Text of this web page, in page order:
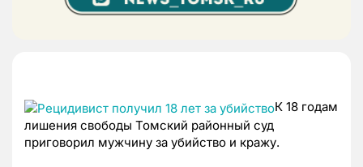
К 18 годам
лишения свободы Томский районный суд
приговорил мужчину за убийство и кражу.